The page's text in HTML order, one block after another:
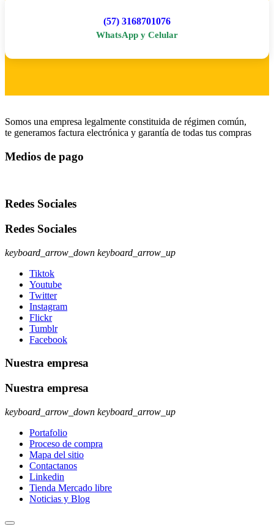
(57) 3168701076
WhatsApp y Celular
Somos una empresa legalmente constituida de régimen común,
te generamos factura electrónica y garantía de todas tus compras
Medios de pago
Redes Sociales
Redes Sociales
keyboard_arrow_down keyboard_arrow_up
Tiktok
Youtube
Twitter
Instagram
Flickr
Tumblr
Facebook
Nuestra empresa
Nuestra empresa
keyboard_arrow_down keyboard_arrow_up
Portafolio
Proceso de compra
Mapa del sitio
Contactanos
Linkedin
Tienda Mercado libre
Noticias y Blog